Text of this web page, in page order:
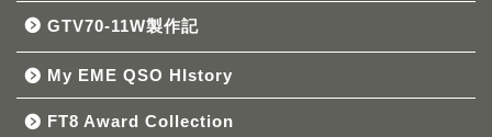
GTV70-11W製作記
My EME QSO HIstory
FT8 Award Collection